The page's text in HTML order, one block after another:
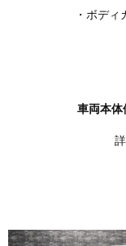
・ボデ
車両本体